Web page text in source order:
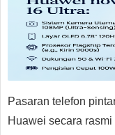
Pasaran telefon
Huawei secara